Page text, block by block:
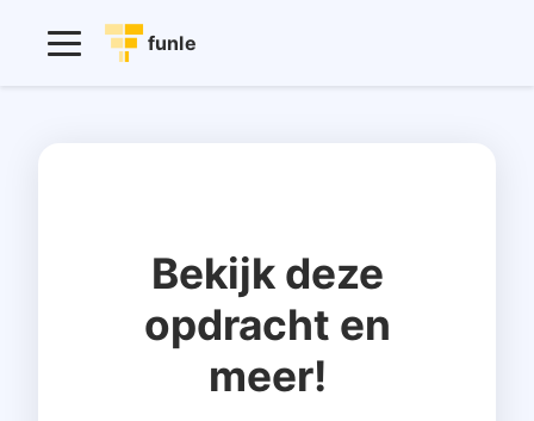
funle
Bekijk deze
opdracht en
meer!